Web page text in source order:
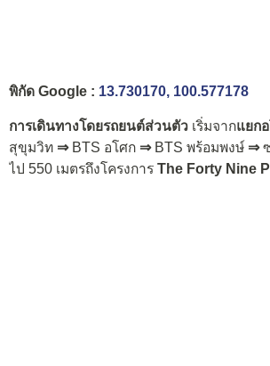
พิกัด Google : 13.730170, 100.577178
การเดินทางโดยรถยนต์ส่วนตัว เริ่มจากแยก
สุขุมวิท ⇒ BTS อโศก ⇒ BTS พร้อมพงษ์ ⇒
ไป 550 เมตรถึงโครงการ The Forty Nine